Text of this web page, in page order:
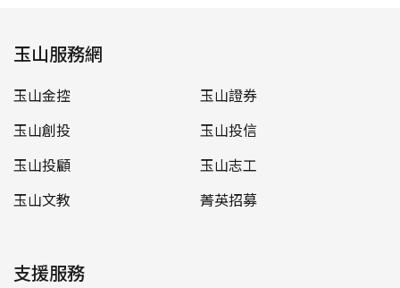
玉山服務網
玉山金控
玉山證券
玉山創投
玉山投信
玉山投顧
玉山志工
玉山文教
菁英招募
支援服務